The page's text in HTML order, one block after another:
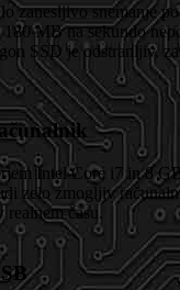
zanesljivo snemanje
MB na sekundo
SSD je odstranljiv,
Intel Core i7 in 8
zelo zmogljiv
času.